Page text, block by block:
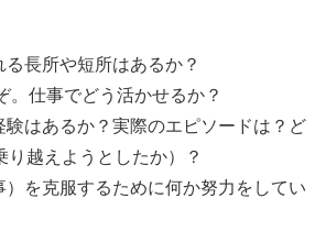
長所や短所はあるか？
。仕事でどう活かせるか？
験はあるか？実際のエピソードは？ど
り越えようとしたか）？
）を克服するために何か努力をしてい